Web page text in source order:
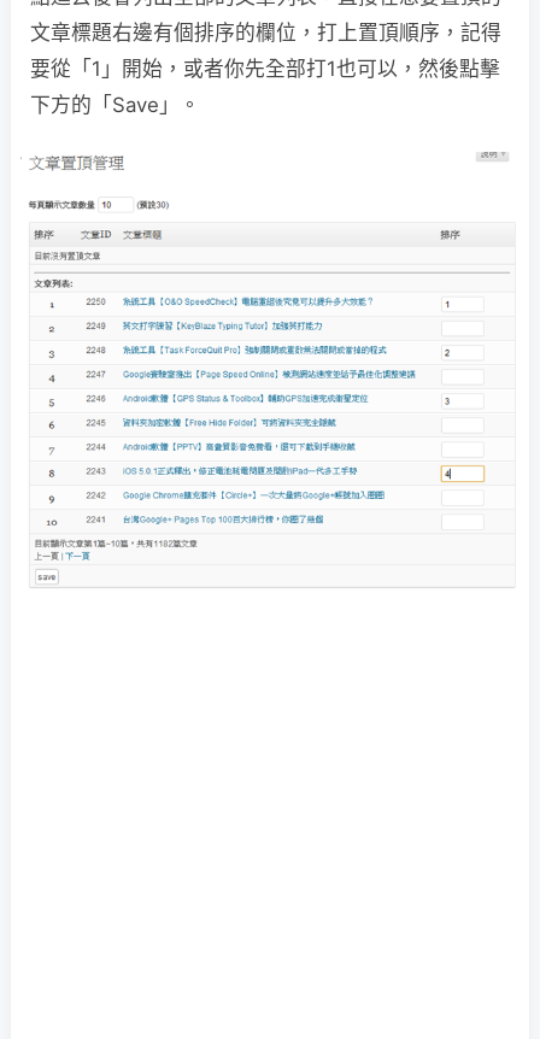
文章標題右邊有個排序的欄位，打上置頂順序，記得
要從「1」開始，或者你先全部打1也可以，然後點擊
下方的「Save」。